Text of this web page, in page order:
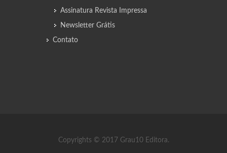
Assinatura Revista Impressa
Newsletter Grátis
Contato
Copyrights © 2017 Grau10 Editora.